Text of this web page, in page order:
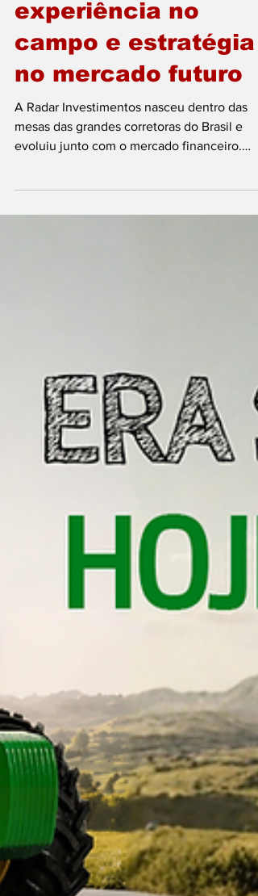
Investimentos: 21
anos de história,
experiência no
campo e estratégia
no mercado futuro
assessores conhecem de p